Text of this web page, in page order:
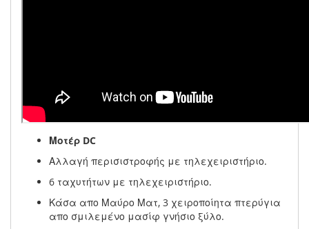
Μοτέρ DC
Αλλαγή περισιστροφής με τηλεχειριστήριο.
6 ταχυτήτων με τηλεχειριστήριο.
Κάσα απο Μαύρο Ματ, 3 χειροποίητα πτερύγια
απο σμιλεμένο μασίφ γνήσιο ξύλο.